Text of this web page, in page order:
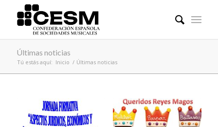
Últimas noticias
Tú estás aquí: Inicio / Últimas noticias